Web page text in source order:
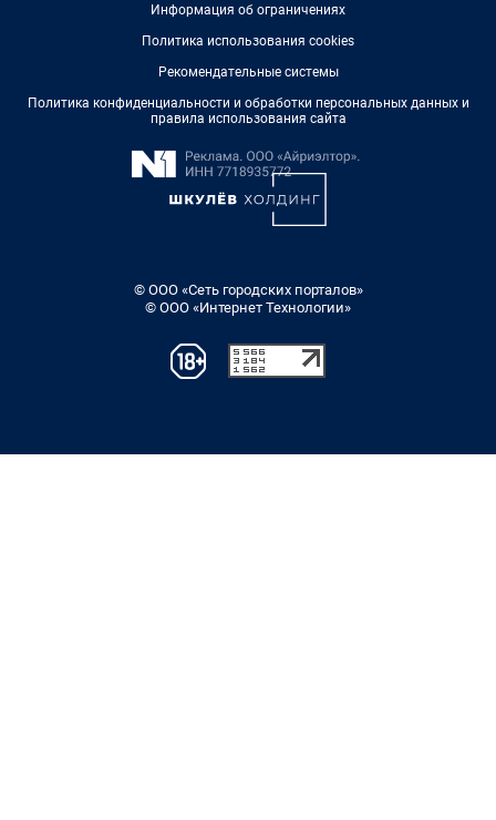
Информация об ограничениях
Политика использования cookies
Рекомендательные системы
Политика конфиденциальности и обработки персональных данных и
правила использования сайта
© ООО «Сеть городских порталов»
© ООО «Интернет Технологии»